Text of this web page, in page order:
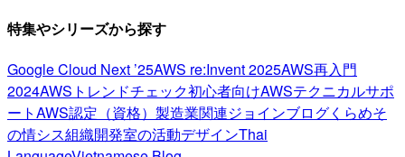
特集やシリーズから探す
Google Cloud Next ’25AWS re:Invent 2025AWS再入門
2024AWSトレンドチェック初心者向けAWSテクニカルサポ
ートAWS認定（資格） 製造業関連ジョインブログくらめそ
の情シス組織開発室の活動デザインThai